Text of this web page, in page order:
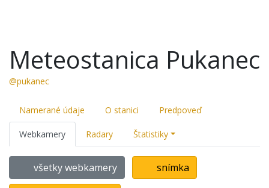
Meteostanica Pukanec
@pukanec
Namerané údaje O stanici Predpoveď
Webkamery Radary Štatistiky
všetky webkamery snímka